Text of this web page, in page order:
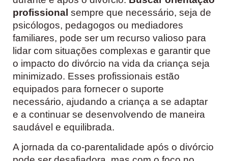
profissional sempre que necessário, seja de
psicólogos, pedagogos ou mediadores
familiares, pode ser um recurso valioso para
lidar com situações complexas e garantir que
o impacto do divórcio na vida da criança seja
minimizado. Esses profissionais estão
equipados para fornecer o suporte
necessário, ajudando a criança a se adaptar
e a continuar se desenvolvendo de maneira
saudável e equilibrada.
A jornada da co-parentalidade após o divórcio